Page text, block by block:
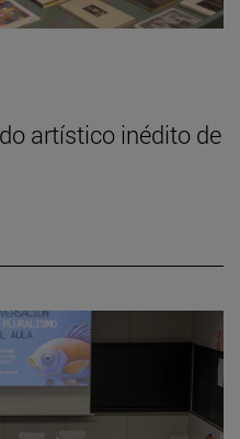
artístico inédito de